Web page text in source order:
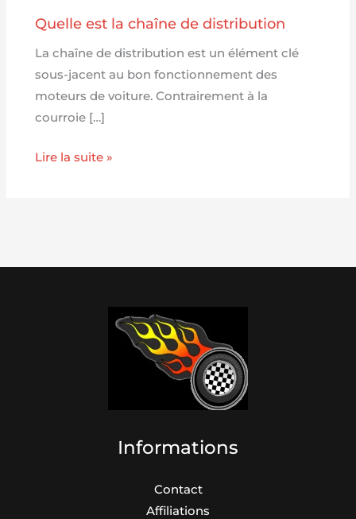
Quelle est la chaîne de distribution
La chaîne de distribution est un élément clé
sous-jacent au bon fonctionnement des
moteurs de voiture. Contrairement à la
courroie […]
Lire la suite »
Informations
Contact
Affiliations